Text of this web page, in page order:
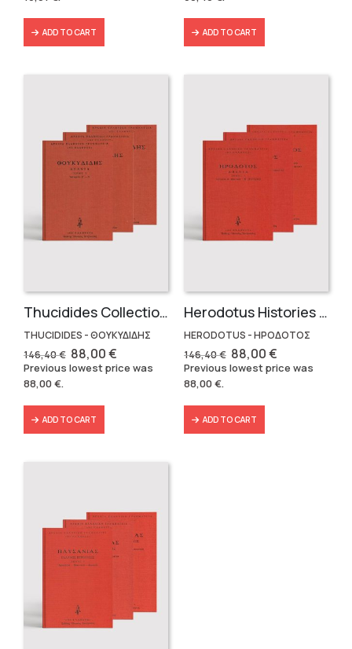
ADD TO CART ADD TO CART
Thucidides Collection – Hardbound Edition (4 volumes)
THUCIDIDES - ΘΟΥΚΥΔΙΔΗΣ
146,40€ Original
price
was:
88,00€Current
price
is:
Previous lowest price was
88,00€.
ADD TO CART
Herodotus Histories – Hardbound (4 volumes)
HERODOTUS - ΗΡΟΔΟΤΟΣ
146,40€ Original
price
was:
88,00€Current
price
is:
Previous lowest price was
88,00€.
ADD TO CART